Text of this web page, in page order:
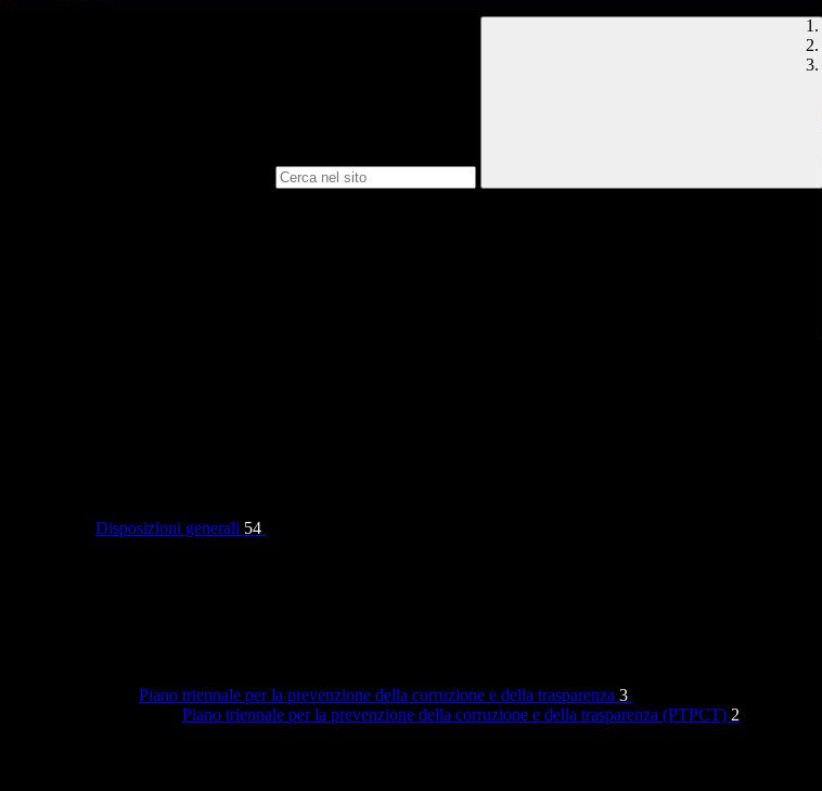
Disposizioni generali 54
Piano triennale per la prevenzione della corruzione e della trasparenza 3
Piano triennale per la prevenzione della corruzione e della trasparenza (PTPCT) 2